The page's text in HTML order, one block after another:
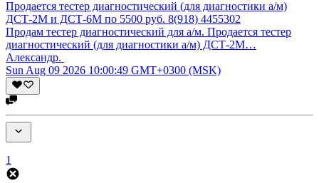
Продам тестер диагностический для а/м. Продается тестер
диагностический (для диагностики а/м) ДСТ-2М…
Александр.
Sun Aug 09 2026 10:00:49 GMT+0300 (MSK)
1